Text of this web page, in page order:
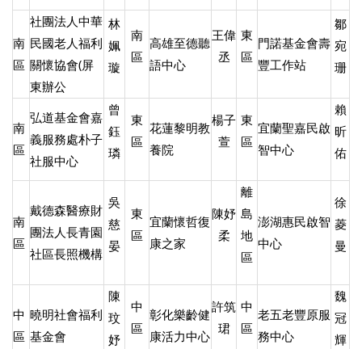
南
區
社團法人中華
民國老人福利
關懷協會(屏
東辦公
林
姵
璇
南
區
高雄至德聽
語中心
王偉
丞
東
區
門諾基金會壽
豐工作站
鄒
宛
珊
南
區
弘道基金會嘉
義服務處朴子
社服中心
曾
鈺
璘
東
區
花蓮黎明教
養院
楊子
萱
東
區
宜蘭聖嘉民啟
智中心
賴
昕
佑
南
區
戴德森醫療財
團法人長青園
社區長照機構
吳
慈
晏
東
區
宜蘭懷哲復
康之家
陳妤
柔
離
島
地
區
澎湖惠民啟智
中心
徐
菱
曼
中
區
曉明社會福利
基金會
陳
玟
妤
中
區
彰化樂齡健
康活力中心
許筑
珺
中
區
老五老豐原服
務中心
魏
冠
輝